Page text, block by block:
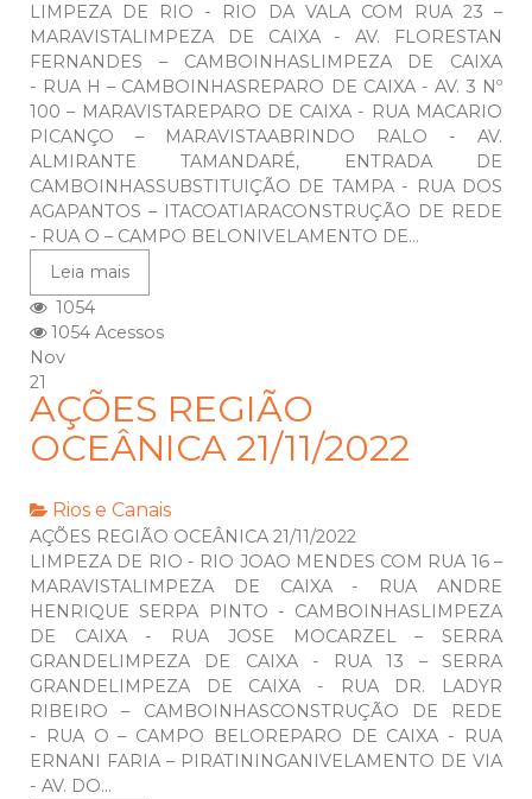
LIMPEZA DE RIO - RIO DA VALA COM RUA 23 –
MARAVISTALIMPEZA DE CAIXA - AV. FLORESTAN
FERNANDES – CAMBOINHASLIMPEZA DE CAIXA
- RUA H – CAMBOINHASREPARO DE CAIXA - AV. 3 Nº
100 – MARAVISTAREPARO DE CAIXA - RUA MACARIO
PICANÇO – MARAVISTAABRINDO RALO - AV.
ALMIRANTE TAMANDARÉ, ENTRADA DE
CAMBOINHASSUBSTITUIÇÃO DE TAMPA - RUA DOS
AGAPANTOS – ITACOATIARACONSTRUÇÃO DE REDE
- RUA O – CAMPO BELONIVELAMENTO DE...
Leia mais
1054
1054 Acessos
Nov
21
AÇÕES REGIÃO
OCEÂNICA 21/11/2022
Rios e Canais
AÇÕES REGIÃO OCEÂNICA 21/11/2022
LIMPEZA DE RIO - RIO JOAO MENDES COM RUA 16 –
MARAVISTALIMPEZA DE CAIXA - RUA ANDRE
HENRIQUE SERPA PINTO - CAMBOINHASLIMPEZA
DE CAIXA - RUA JOSE MOCARZEL – SERRA
GRANDELIMPEZA DE CAIXA - RUA 13 – SERRA
GRANDELIMPEZA DE CAIXA - RUA DR. LADYR
RIBEIRO – CAMBOINHASCONSTRUÇÃO DE REDE
- RUA O – CAMPO BELOREPARO DE CAIXA - RUA
ERNANI FARIA – PIRATININGANIVELAMENTO DE VIA
- AV. DO...